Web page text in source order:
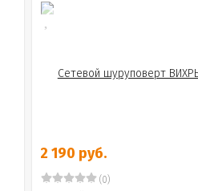
2 190 руб.
(0)